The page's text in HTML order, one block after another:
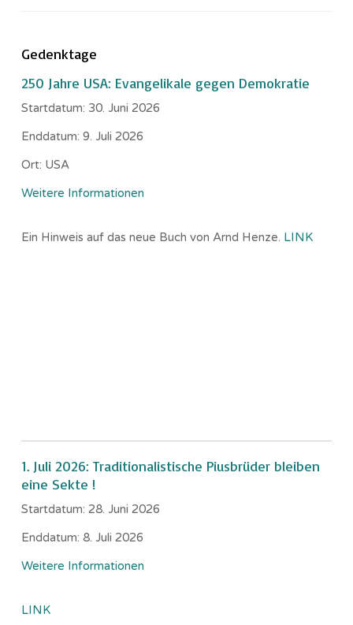
Gedenktage
250 Jahre USA: Evangelikale gegen Demokratie
Startdatum: 30. Juni 2026
Enddatum: 9. Juli 2026
Ort: USA
Weitere Informationen
Ein Hinweis auf das neue Buch von Arnd Henze. LINK
1. Juli 2026: Traditionalistische Piusbrüder bleiben
eine Sekte !
Startdatum: 28. Juni 2026
Enddatum: 8. Juli 2026
Weitere Informationen
LINK